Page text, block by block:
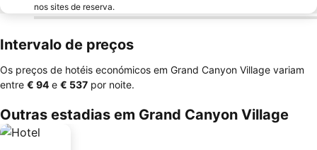
nos sites de reserva.
Intervalo de preços
Os preços de hotéis económicos em Grand Canyon Village variam
entre ‎€ 94 e ‎€ 537 por noite.
Outras estadias em Grand Canyon Village